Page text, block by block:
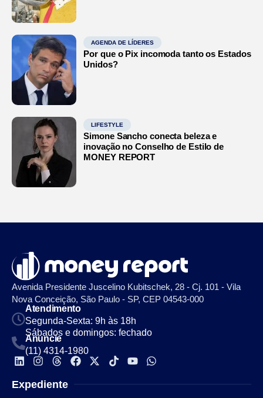
AGENDA DE LÍDERES
Por que o Pix incomoda tanto os Estados
Unidos?
LIFESTYLE
Simone Sancho conecta beleza e
inovação no Conselho de Estilo de
MONEY REPORT
Avenida Presidente Juscelino Kubitschek, 28 - Cj. 101 - Vila
Nova Conceição, São Paulo - SP, CEP 04543-000
Atendimento
Segunda-Sexta: 9h às 18h
Sábados e domingos: fechado
Anuncie
(11) 4314-1980
Expediente